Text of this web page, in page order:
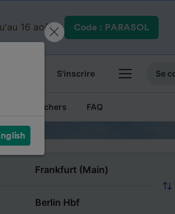
16 août. Code : PARASOL
S'inscrire Se
Billets pas chers FAQ